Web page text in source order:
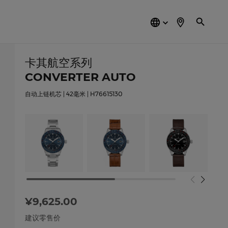
简
体
卡其航空系列
CONVERTER AUTO
自动上链机芯 | 42毫米 | H76615130
¥9,625.00
建议零售价